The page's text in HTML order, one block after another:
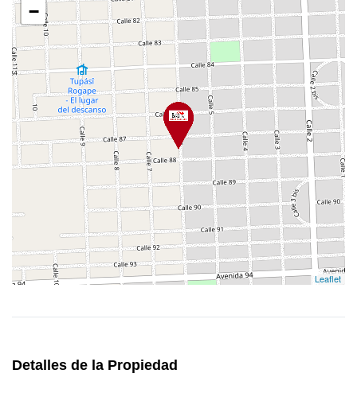
−
Leaflet
Detalles de la Propiedad